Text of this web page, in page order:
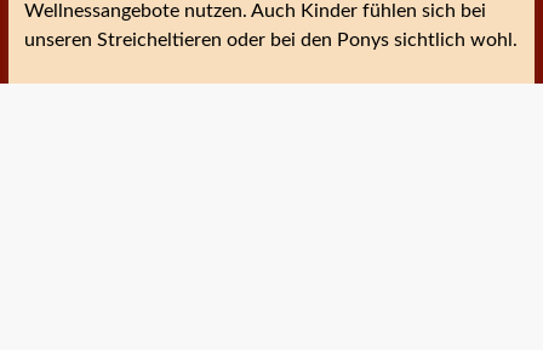
Wellnessangebote nutzen. Auch Kinder fühlen sich bei
unseren Streicheltieren oder bei den Ponys sichtlich wohl.